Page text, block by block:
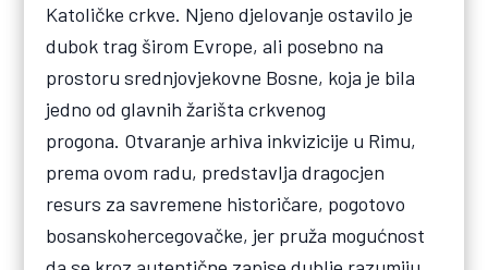
Katoličke crkve. Njeno djelovanje ostavilo je
dubok trag širom Evrope, ali posebno na
prostoru srednjovjekovne Bosne, koja je bila
jedno od glavnih žarišta crkvenog
progona. Otvaranje arhiva inkvizicije u Rimu,
prema ovom radu, predstavlja dragocjen
resurs za savremene historičare, pogotovo
bosanskohercegovačke, jer pruža mogućnost